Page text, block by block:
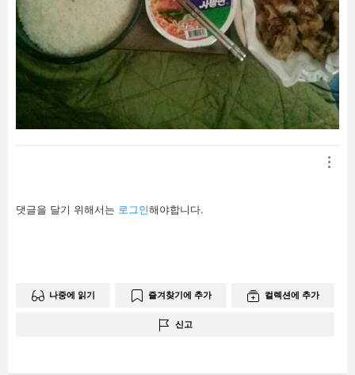
답
글
댓글을 달기 위해서는 로그인해야합니다.
나중에 읽기 즐겨찾기에 추가 컬렉션에 추가
신고